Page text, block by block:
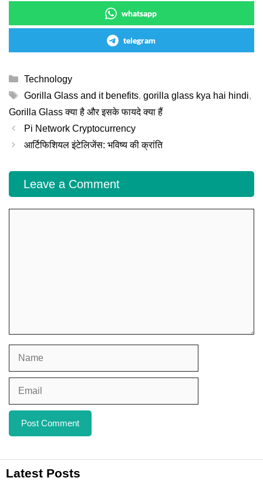
whatsapp
telegram
Categories
Technology
Tags
Gorilla Glass and it benefits, gorilla glass kya hai hindi,
Gorilla Glass क्या है और इसके फायदे क्या हैं
Pi Network Cryptocurrency
आर्टिफिशियल इंटेलिजेंस: भविष्य की क्रांति
Leave a Comment
Latest Posts